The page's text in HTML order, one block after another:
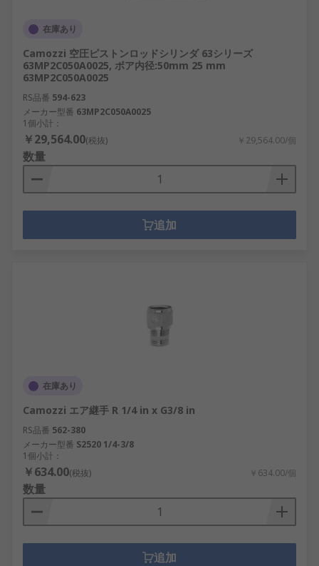
在庫あり
Camozzi 空圧ピストンロッドシリンダ 63シリーズ
63MP2C050A0025, ボア内径:50mm 25 mm
63MP2C050A0025
RS品番 594-623
メーカー型番 63MP2C050A0025
1個小計：
￥29,564.00(税抜) ￥29,564.00/個
数量
追加
在庫あり
Camozzi エア継手 R 1/4 in x G3/8 in
RS品番 562-380
メーカー型番 S2520 1/4-3/8
1個小計：
￥634.00(税抜) ￥634.00/個
数量
追加